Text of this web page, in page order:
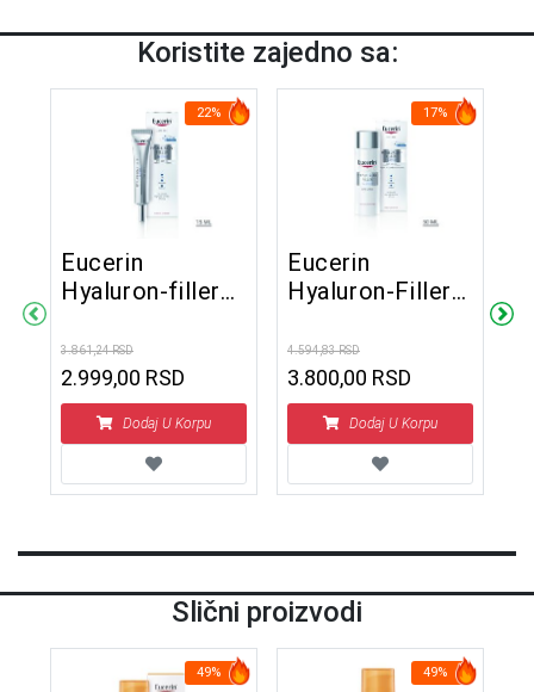
Koristite zajedno sa:
22%
Eucerin
Hyaluron-filler
područje oko
očiju SPF15 15
ml
3.861,24 RSD
2.999,00 RSD
Dodaj U Korpu
17%
Eucerin
Hyaluron-Filler
za normalnu i
mešovitu kožu
SPF15 50 ml
4.594,83 RSD
3.800,00 RSD
Dodaj U Korpu
Slični proizvodi
49% 49%